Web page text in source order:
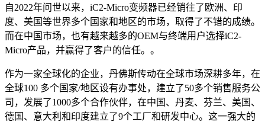
自2022年问世以来，iC2-Micro变频器已经销往了欧洲、印
度、美国等世界多个国家和地区的市场，取得了不错的成绩。
而在中国市场，也有越来越多的OEM与终端用户选择iC2-
Micro产品，并赢得了客户的信任。。
作为一家全球化的企业，丹佛斯传动在全球市场深耕多年，在
全球100 多个国家/地区设有办事处，建立了50多个销售服务公
司，发展了1000多个合作伙伴，在中国、丹麦、芬兰、美国、
德国、意大利和印度建立了9个工厂和研发中心。这一强大的